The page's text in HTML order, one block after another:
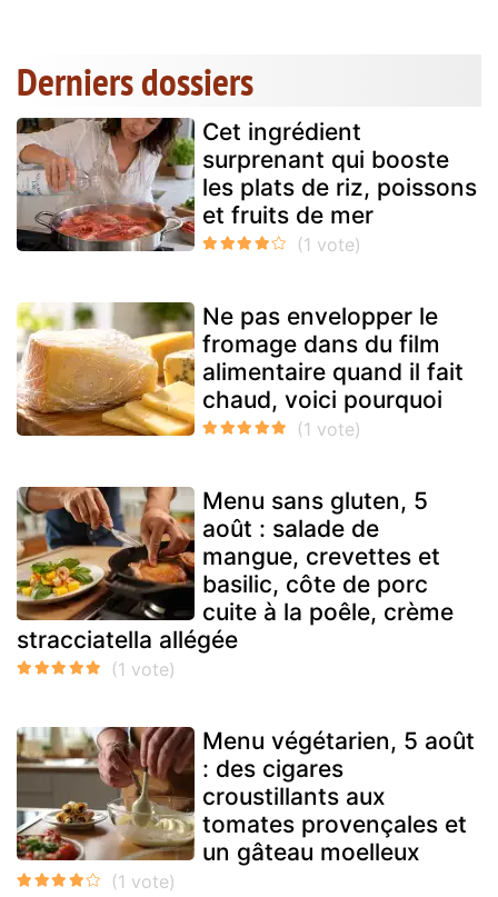
Derniers dossiers
Cet ingrédient
surprenant qui booste
les plats de riz, poissons
et fruits de mer
Ne pas envelopper le
fromage dans du film
alimentaire quand il fait
chaud, voici pourquoi
Menu sans gluten, 5
août : salade de
mangue, crevettes et
basilic, côte de porc
cuite à la poêle, crème
stracciatella allégée
Menu végétarien, 5 août
: des cigares
croustillants aux
tomates provençales et
un gâteau moelleux